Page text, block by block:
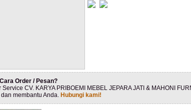
Order / Pesan?
Service CV. KARYA PRIBOEMI MEBEL JEPARA JATI & MAHONI
membantu Anda. Hubungi kami!